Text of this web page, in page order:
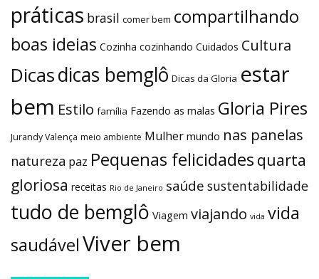
práticas brasil comer bem compartilhando
boas ideias Cozinha cozinhando Cuidados Cultura
Dicasdicas bemglô Dicas da Gloria estar
bem Estilo família Fazendo as malas Gloria Pires
Jurandy Valença meio ambiente Mulher mundo nas panelas
natureza paz Pequenas felicidades quarta
gloriosa receitas Rio de Janeiro saúde sustentabilidade
tudo de bemglô Viagem viajando vida vida
saudávelViver bem